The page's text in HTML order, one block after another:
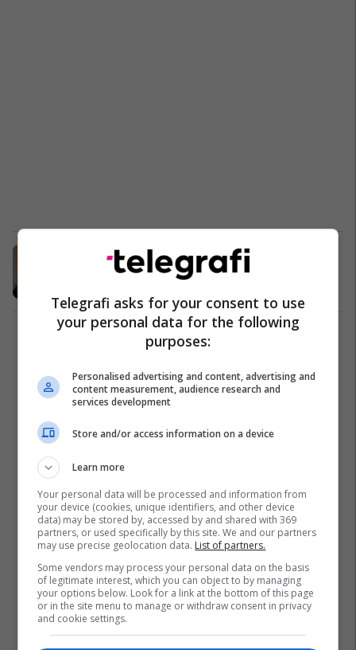
“Charlie Hebdo” kërcënohet sërish
Nga Bota 29/06/2016
1
Telegrafi asks for your consent to use
your personal data for the following
purposes:
Personalised advertising and content, advertising and
content measurement, audience research and
services development
Store and/or access information on a device
Learn more
Your personal data will be processed and information from
your device (cookies, unique identifiers, and other device
data) may be stored by, accessed by and shared with 369
partners, or used specifically by this site. We and our partners
may use precise geolocation data. List of partners.
Some vendors may process your personal data on the basis
of legitimate interest, which you can object to by managing
your options below. Look for a link at the bottom of this page
or in the site menu to manage or withdraw consent in privacy
and cookie settings.